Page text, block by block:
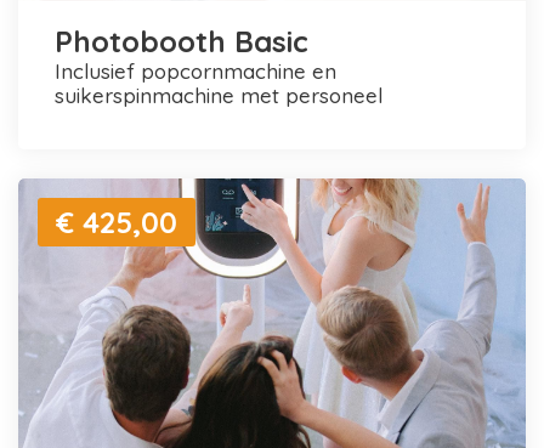
Photobooth Basic
inclusief popcornmachine en
suikerspinmachine met personeel
€ 425,00